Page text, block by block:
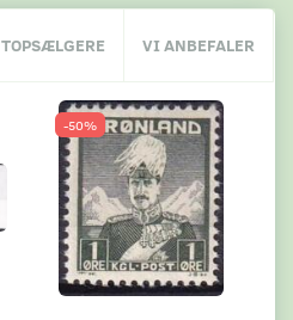
TOPSÆLGERE VI ANBEFALER
-50%